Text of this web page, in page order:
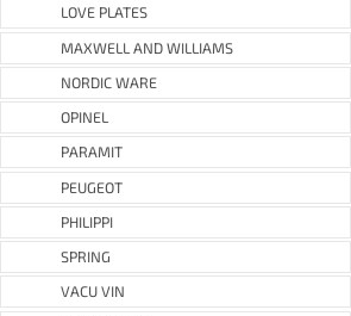
LOVE PLATES
MAXWELL AND WILLIAMS
NORDIC WARE
OPINEL
PARAMIT
PEUGEOT
PHILIPPI
SPRING
VACU VIN